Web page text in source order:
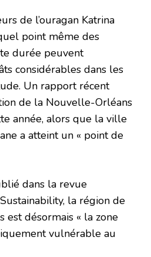
de l’ouragan Katrina
point même des
durée peuvent
considérables dans les
Un rapport récent
de la Nouvelle-Orléans
année, alors que la ville
a atteint un « point de
dans la revue
la région de
désormais « la zone
vulnérable au